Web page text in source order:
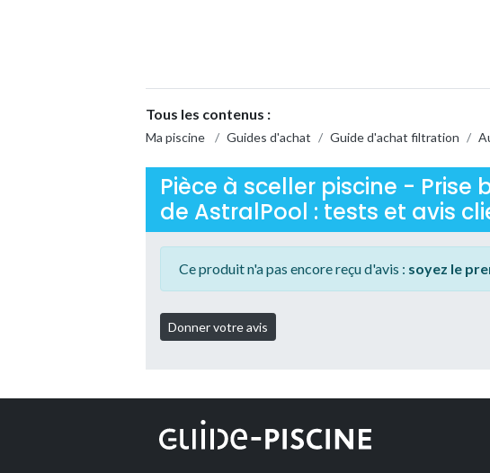
Tous les contenus :
Ma piscine / Guides d'achat / Guide d'achat filtration /
Pièce à sceller piscine -
de AstralPool : tests et avis
Ce produit n'a pas encore reçu d'avis : soyez le